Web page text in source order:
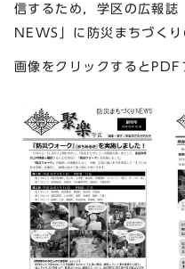
信するため，学区の広報誌
NEWS」に防災まちづくり
画像をクリックするとPDF